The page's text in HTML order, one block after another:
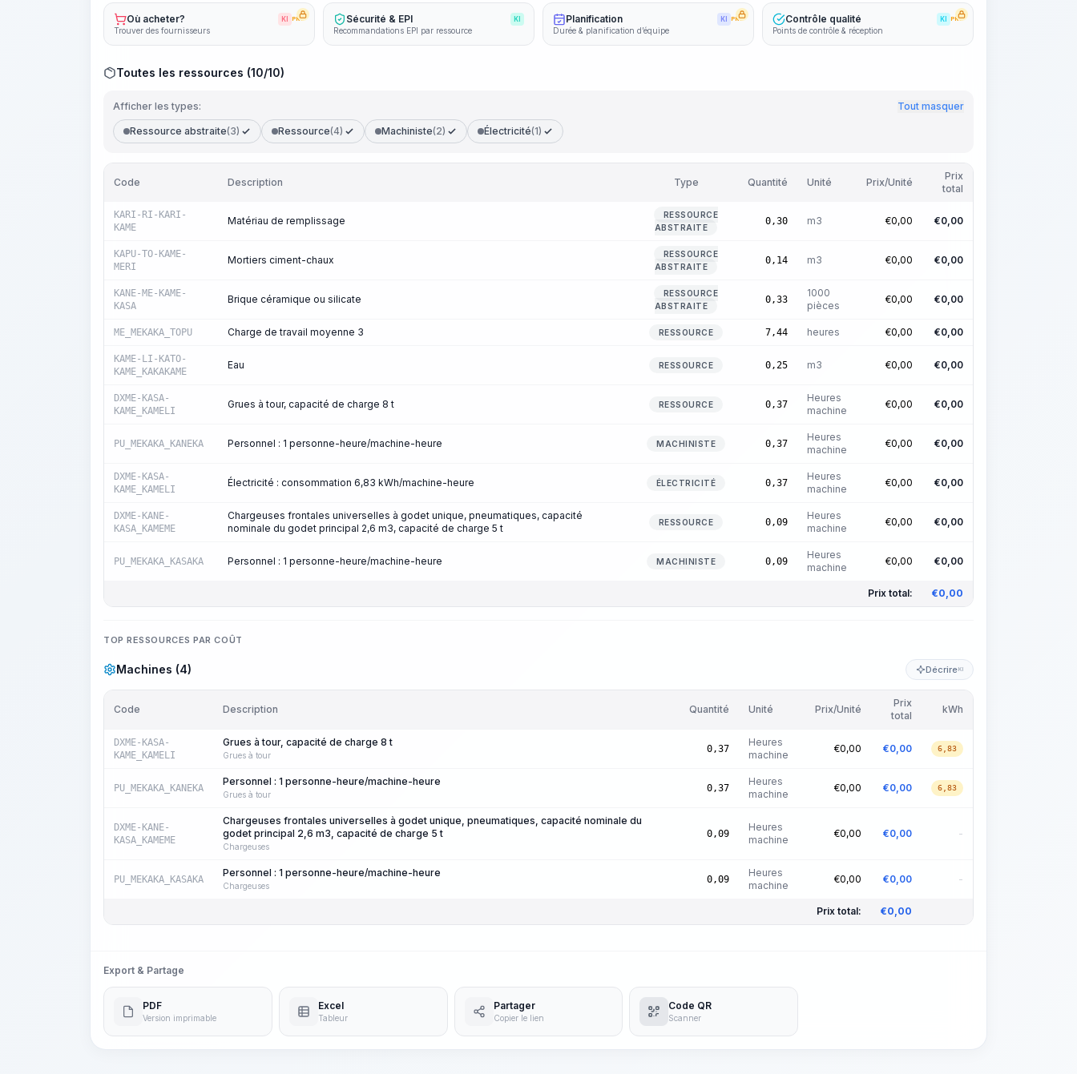
Où acheter? KI PRO
Trouver des fournisseurs
Sécurité & EPI KI
Recommandations EPI par ressource
Planification KI PRO
Durée & planification d’équipe
Contrôle qualité KI PRO
Points de contrôle & réception
Toutes les ressources (10/10)
Afficher les types: Tout masquer
Ressource abstraite(3) Ressource(4) Machiniste(2) Électricité(1)
Code Description Type Quantité Unité Prix/Unité
Prix
total
KARI-RI-KARI-
KAME
Matériau de remplissage
RESSOURCE
ABSTRAITE
0,30 m3 €0,00 €0,00
KAPU-TO-KAME-
MERI
Mortiers ciment-chaux
RESSOURCE
ABSTRAITE
0,14 m3 €0,00 €0,00
KANE-ME-KAME-
KASA
Brique céramique ou silicate
RESSOURCE
ABSTRAITE
0,33
1000
pièces
€0,00 €0,00
ME_MEKAKA_TOPU Charge de travail moyenne 3 RESSOURCE 7,44 heures €0,00 €0,00
KAME-LI-KATO-
KAME_KAKAKAME
Eau RESSOURCE 0,25 m3 €0,00 €0,00
DXME-KASA-
KAME_KAMELI
Grues à tour, capacité de charge 8 t RESSOURCE 0,37
Heures
machine
€0,00 €0,00
PU_MEKAKA_KANEKA Personnel : 1 personne-heure/machine-heure MACHINISTE 0,37
Heures
machine
€0,00 €0,00
DXME-KASA-
KAME_KAMELI
Électricité : consommation 6,83 kWh/machine-heure ÉLECTRICITÉ 0,37
Heures
machine
€0,00 €0,00
DXME-KANE-
KASA_KAMEME
Chargeuses frontales universelles à godet unique, pneumatiques, capacité
nominale du godet principal 2,6 m3, capacité de charge 5 t
RESSOURCE 0,09
Heures
machine
€0,00 €0,00
PU_MEKAKA_KASAKA Personnel : 1 personne-heure/machine-heure MACHINISTE 0,09
Heures
machine
€0,00 €0,00
Prix total: €0,00
TOP RESSOURCES PAR COÛT
Machines (4) DécrireKI
Code Description Quantité Unité Prix/Unité
Prix
total
kWh
DXME-KASA-
KAME_KAMELI
Grues à tour, capacité de charge 8 t
Grues à tour
0,37
Heures
machine
€0,00 €0,00 6,83
PU_MEKAKA_KANEKA
Personnel : 1 personne-heure/machine-heure
Grues à tour
0,37
Heures
machine
€0,00 €0,00 6,83
DXME-KANE-
KASA_KAMEME
Chargeuses frontales universelles à godet unique, pneumatiques, capacité nominale du
godet principal 2,6 m3, capacité de charge 5 t
Chargeuses
0,09
Heures
machine
€0,00 €0,00 -
PU_MEKAKA_KASAKA
Personnel : 1 personne-heure/machine-heure
Chargeuses
0,09
Heures
machine
€0,00 €0,00 -
Prix total: €0,00
Export & Partage
PDF
Version imprimable
Excel
Tableur
Partager
Copier le lien
Code QR
Scanner